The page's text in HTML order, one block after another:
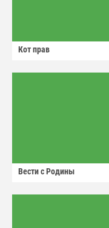
Кот прав
Вести с Родины